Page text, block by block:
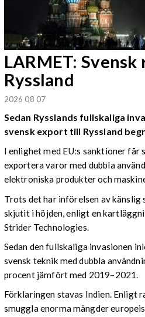
LARMET:
Ryssland
2026 08 07
Sedan Rysslands fullskaliga
svensk export till Ryssland
I enlighet med EU:s sanktioner får
exportera varor med dubbla
elektroniska produkter och
Trots det har införelsen av känslig
skjutit i höjden, enligt en
Strider Technologies.
Sedan den fullskaliga invasionen
svensk teknik med dubbla
procent jämfört med 2019–2021.
Förklaringen stavas Indien. Enligt
smuggla enorma mängder